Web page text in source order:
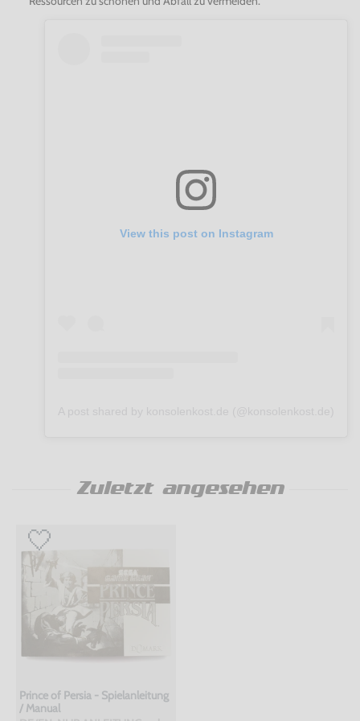
View this post on Instagram
Zuletzt angesehen
Prince of Persia - Spielanleitung
/ Manual